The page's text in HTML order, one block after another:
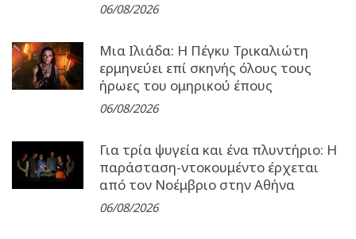
06/08/2026
Μια Ιλιάδα: H Πέγκυ Τρικαλιώτη
ερμηνεύει επί σκηνής όλους τους
ήρωες του ομηρικού έπους
06/08/2026
Για τρία ψυγεία και ένα πλυντήριο: Η
παράσταση-ντοκουμέντο έρχεται
από τον Νοέμβριο στην Αθήνα
06/08/2026